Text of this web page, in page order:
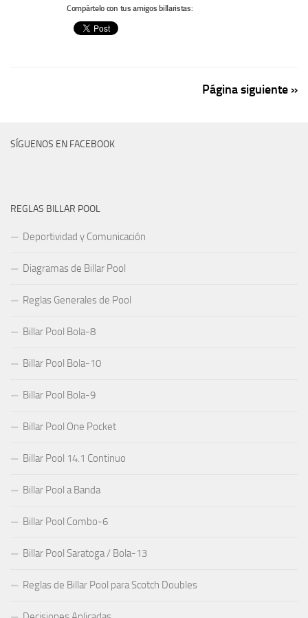
Compártelo con tus amigos billaristas:
Página siguiente »
SÍGUENOS EN FACEBOOK
REGLAS BILLAR POOL
Deportividad y Comunicación
Diagramas de Billar Pool
Reglas Generales de Pool
Billar Pool Bola-8
Billar Pool Bola-10
Billar Pool Bola-9
Billar Pool One Pocket
Billar Pool 14.1 Continuo
Billar Pool a Banda
Billar Pool Combo-6
Billar Pool Saratoga / Bola-13
Reglas de Billar Pool para Scotch Doubles